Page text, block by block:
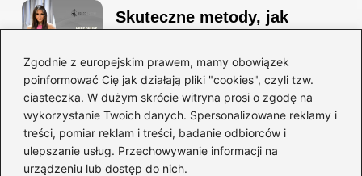
Zgodnie z europejskim prawem, mamy obowiązek
poinformować Cię jak działają pliki "cookies", czyli tzw.
ciasteczka. W dużym skrócie witryna prosi o zgodę na
wykorzystanie Twoich danych. Spersonalizowane reklamy i
treści, pomiar reklam i treści, badanie odbiorców i
ulepszanie usług. Przechowywanie informacji na
urządzeniu lub dostęp do nich.
Skuteczne metody, jak
sylwetkę w zaledwie 90 dni
Idealny garnitur: jak dobrać
go do swojej sylwetki?